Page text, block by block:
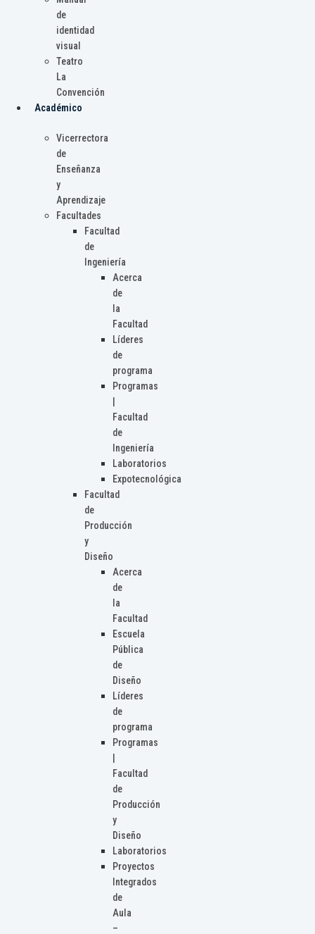
de
identidad
visual
Teatro
La
Convención
Académico
Vicerrectora
de
Enseñanza
y
Aprendizaje
Facultades
Facultad
de
Ingeniería
Acerca
de
la
Facultad
Líderes
de
programa
Programas
Facultad
de
Ingeniería
Laboratorios
Expotecnológica
Facultad
de
Producción
y
Diseño
Acerca
de
la
Facultad
Escuela
Pública
de
Diseño
Líderes
de
programa
Programas
Facultad
de
Producción
y
Diseño
Laboratorios
Proyectos
Integrados
de
Aula
–